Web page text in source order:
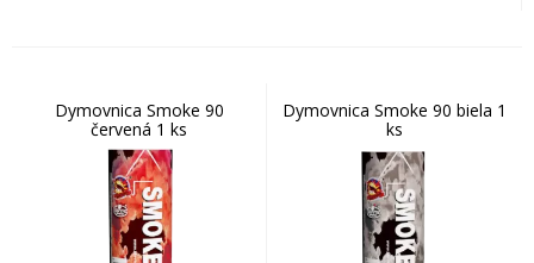
Dymovnica Smoke 90
červená 1 ks
Dymovnica Smoke 90 biela 1
ks